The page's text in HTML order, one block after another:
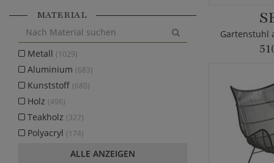
Gartenstuhl
MATERIAL
Metall (1029)
Aluminium (683)
Kunststoff (680)
Holz (496)
Teakholz (327)
Polyacryl (174)
ALLE ANZEIGEN